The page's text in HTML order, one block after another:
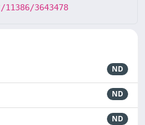
3643478
ND
ND
ND